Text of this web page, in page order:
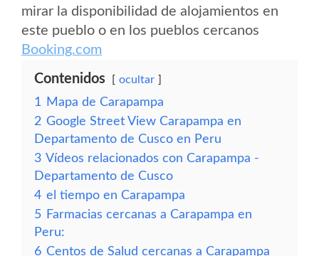
mirar la disponibilidad de alojamientos en
este pueblo o en los pueblos cercanos
Booking.com
Contenidos ocultar
1
Mapa de Carapampa
2 Google Street View Carapampa en
Departamento de Cusco en Peru
3 Vídeos relacionados con Carapampa -
Departamento de Cusco
4 el tiempo en Carapampa
5 Farmacias cercanas a Carapampa en
Peru:
6 Centos de Salud cercanas a Carapampa